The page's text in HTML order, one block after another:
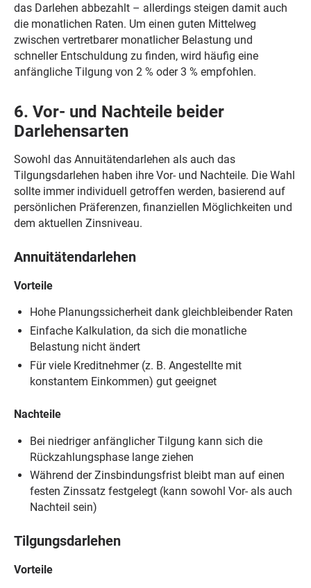
das Darlehen abbezahlt – allerdings steigen damit auch
die monatlichen Raten. Um einen guten Mittelweg
zwischen vertretbarer monatlicher Belastung und
schneller Entschuldung zu finden, wird häufig eine
anfängliche Tilgung von 2 % oder 3 % empfohlen.
6. Vor- und Nachteile beider
Darlehensarten
Sowohl das Annuitätendarlehen als auch das
Tilgungsdarlehen haben ihre Vor- und Nachteile. Die Wahl
sollte immer individuell getroffen werden, basierend auf
persönlichen Präferenzen, finanziellen Möglichkeiten und
dem aktuellen Zinsniveau.
Annuitätendarlehen
Vorteile
Hohe Planungssicherheit dank gleichbleibender Raten
Einfache Kalkulation, da sich die monatliche
Belastung nicht ändert
Für viele Kreditnehmer (z. B. Angestellte mit
konstantem Einkommen) gut geeignet
Nachteile
Bei niedriger anfänglicher Tilgung kann sich die
Rückzahlungsphase lange ziehen
Während der Zinsbindungsfrist bleibt man auf einen
festen Zinssatz festgelegt (kann sowohl Vor- als auch
Nachteil sein)
Tilgungsdarlehen
Vorteile